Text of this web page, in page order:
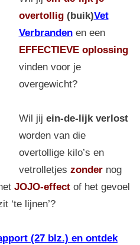
overtollig(buik)Vet
Verbranden en een
EFFECTIEVE oplossing
vinden voor je
overgewicht?
Wil jij ein-de-lijk verlost
worden van die
overtollige kilo’s en
vetrolletjes zondernog
JOJO-effect of het gevoel
‘te lijnen’?
(27 blz.) en ontdek